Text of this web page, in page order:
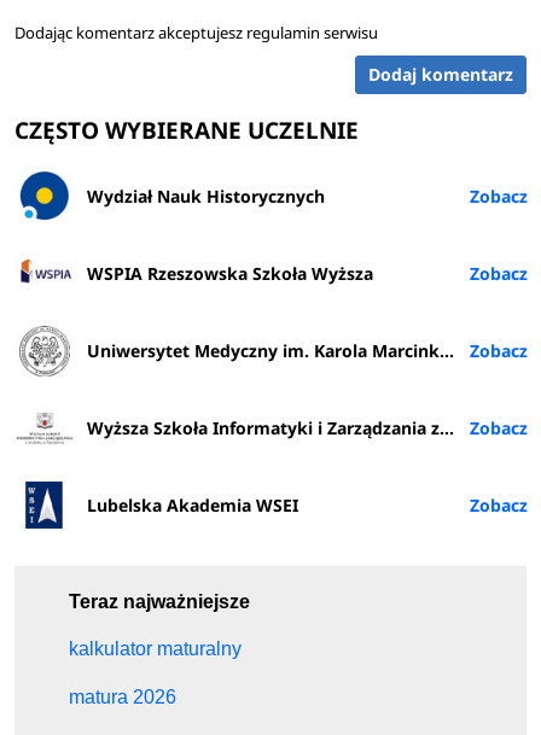
Dodając komentarz akceptujesz regulamin serwisu
Dodaj komentarz
CZĘSTO WYBIERANE UCZELNIE
Wydział Nauk Historycznych
WSPIA Rzeszowska Szkoła Wyższa
Uniwersytet Medyczny im. Karola Marcinkowskiego w Poznaniu
Wyższa Szkoła Informatyki i Zarządzania z siedzibą w Rzeszowie
Lubelska Akademia WSEI
Teraz najważniejsze
kalkulator maturalny
matura 2026